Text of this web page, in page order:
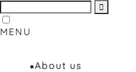
MENU
About us